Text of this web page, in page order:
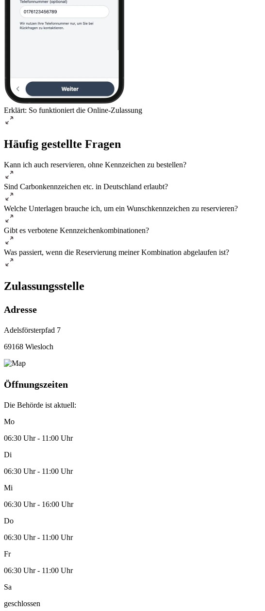
Erklärt: So funktioniert die Online-Zulassung
Häufig gestellte Fragen
Kann ich auch reservieren, ohne Kennzeichen zu bestellen?
Sind Carbonkennzeichen etc. in Deutschland erlaubt?
Welche Unterlagen brauche ich, um ein Wunschkennzeichen zu reservieren?
Gibt es verbotene Kennzeichenkombinationen?
Was passiert, wenn die Reservierung meiner Kombination abgelaufen ist?
Zulassungsstelle
Adresse
Adelsförsterpfad 7
69168 Wiesloch
Öffnungszeiten
Die Behörde ist aktuell:
Mo
06:30 Uhr - 11:00 Uhr
Di
06:30 Uhr - 11:00 Uhr
Mi
06:30 Uhr - 16:00 Uhr
Do
06:30 Uhr - 11:00 Uhr
Fr
06:30 Uhr - 11:00 Uhr
Sa
geschlossen